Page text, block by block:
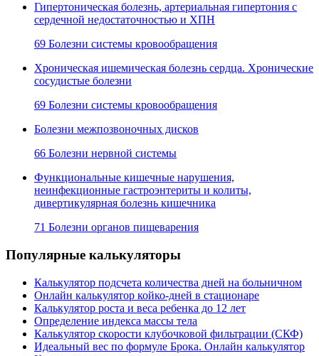
Гипертоническая болезнь, артериальная гипертония с
сердечной недостаточностью и ХПН
69 Болезни системы кровообращения
Хроническая ишемическая болезнь сердца. Хронические
сосудистые болезни
69 Болезни системы кровообращения
Болезни межпозвоночных дисков
66 Болезни нервной системы
Функциональные кишечные нарушения,
неинфекционные гастроэнтериты и колиты,
дивертикулярная болезнь кишечника
71 Болезни органов пищеварения
Популярные калькуляторы
Калькулятор подсчета количества дней на больничном
Онлайн калькулятор койко-дней в стационаре
Калькулятор роста и веса ребенка до 12 лет
Определение индекса массы тела
Калькулятор скорости клубочковой фильтрации (СКФ)
Идеальный вес по формуле Брока. Онлайн калькулятор